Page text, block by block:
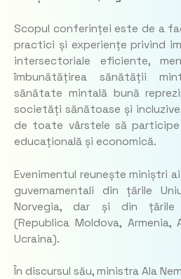
Scopul conferinței este de a
practici și experiențe privind
intersectoriale eficiente,
îmbunătățirea sănătății
sănătate mintală bună
societăți sănătoase și
de toate vârstele să
educațională și economică.
Evenimentul reunește miniștri
guvernamentali din țările
Norvegia, dar și din țările
(Republica Moldova, Armenia,
Ucraina).
În discursul său, ministra Ala